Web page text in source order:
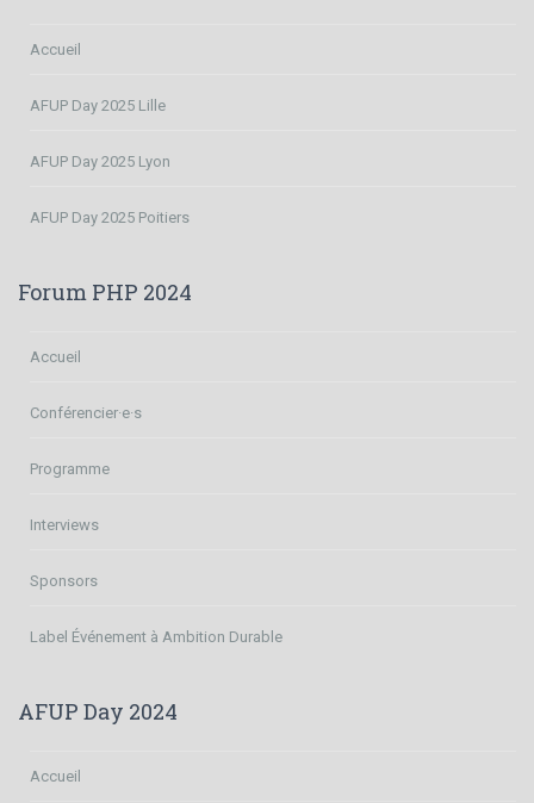
Accueil
AFUP Day 2025 Lille
AFUP Day 2025 Lyon
AFUP Day 2025 Poitiers
Forum PHP 2024
Accueil
Conférencier·e·s
Programme
Interviews
Sponsors
Label Événement à Ambition Durable
AFUP Day 2024
Accueil